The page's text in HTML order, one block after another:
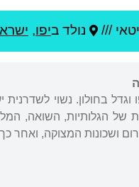
/// נולד ביפו,
וגדל בחולון. נשוי
של הגלותיות, השואה,
ושכונות המצוקה,